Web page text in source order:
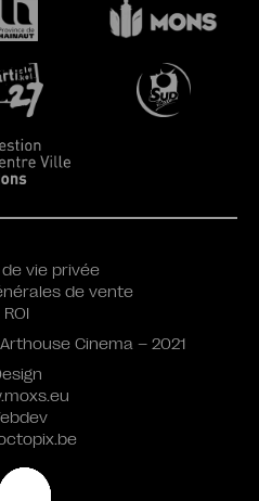
vie privée
de vente
ROI
Cinema – 2021